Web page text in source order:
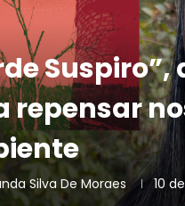
repensar
Silva De Moraes 10